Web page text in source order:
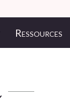
Ressources